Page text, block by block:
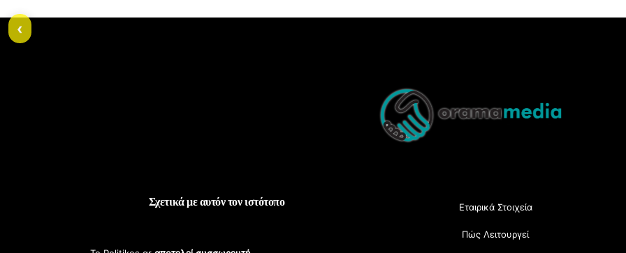
Top
Σχετικά με αυτόν τον ιστότοπο Εταιρικά Στοιχεία
Πώς Λειτουργεί
‹